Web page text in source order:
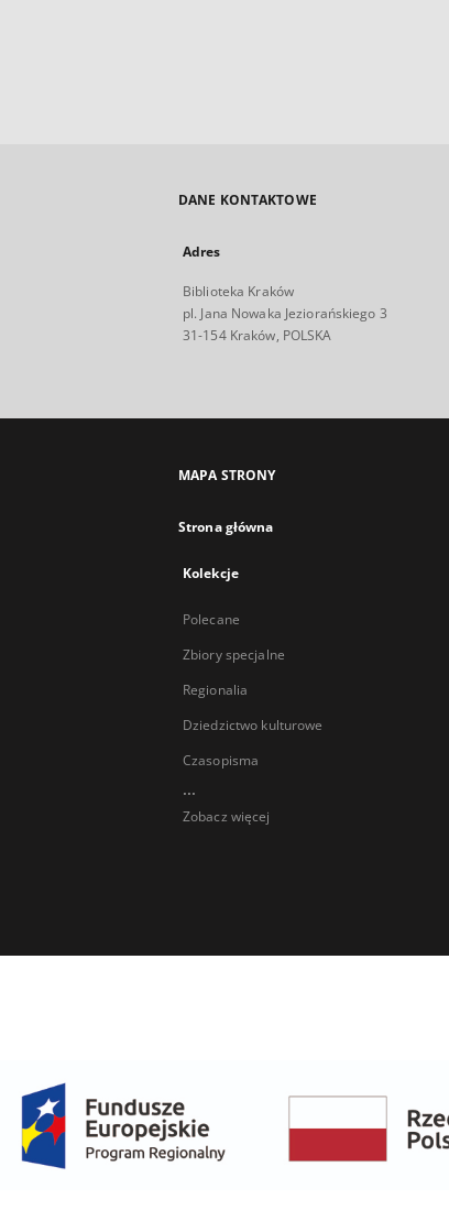
DANE KONTAKTOWE
Adres
Biblioteka Kraków
pl. Jana Nowaka Jeziorańskiego 3
31-154 Kraków, POLSKA
MAPA STRONY
Strona główna
Kolekcje
Polecane
Zbiory specjalne
Regionalia
Dziedzictwo kulturowe
Czasopisma
...
Zobacz więcej